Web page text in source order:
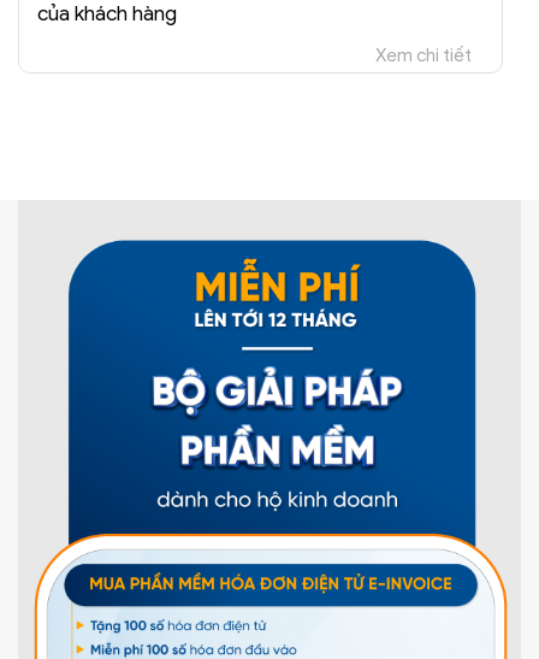
của khách hàng
Xem chi tiết